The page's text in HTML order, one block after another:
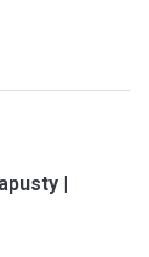
|